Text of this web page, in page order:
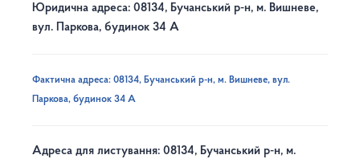
Юридична адреса: 08134, Бучанський р-н, м. Вишневе,
вул. Паркова, будинок 34 А
Фактична адреса: 08134, Бучанський р-н, м. Вишневе, вул.
Паркова, будинок 34 А
Адреса для листування: 08134, Бучанський р-н, м.